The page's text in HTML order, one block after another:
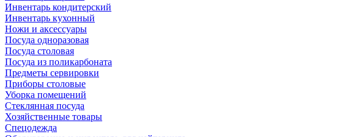
Инвентарь кондитерский
Инвентарь кухонный
Ножи и аксессуары
Посуда одноразовая
Посуда столовая
Посуда из поликарбоната
Предметы сервировки
Приборы столовые
Уборка помещений
Стеклянная посуда
Хозяйственные товары
Спецодежда